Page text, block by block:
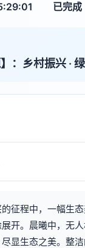
已完成
】：乡村振兴 ·
征程中，一幅生
开。晨曦中，无人
显生态之美。整